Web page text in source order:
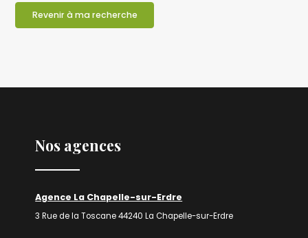
Revenir à ma recherche
Nos agences
Agence La Chapelle-sur-Erdre
3 Rue de la Toscane 44240 La Chapelle-sur-Erdre